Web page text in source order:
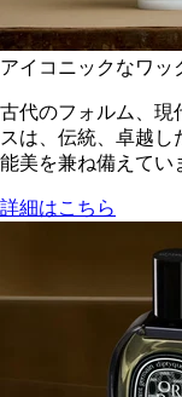
アイコニックなワッ
古代のフォルム、現
スは、伝統、卓越
能美を兼ね備えてい
詳細はこちら